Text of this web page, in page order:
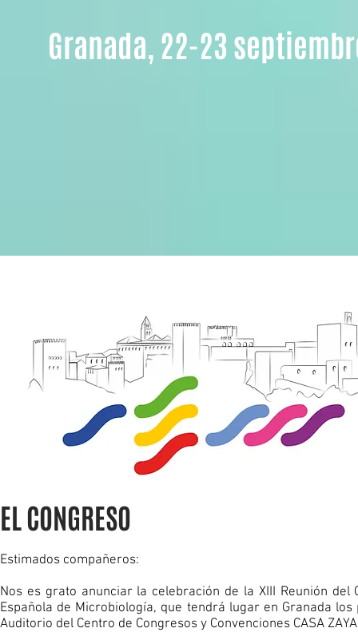
Granada, 22-23
EL CONGRESO
Estimados compañeros:
Nos es grato anunciar la celebración de la XIII Reunión
Española de Microbiología, que tendrá lugar en Granada
Auditorio del Centro de Congresos y Convenciones CASA